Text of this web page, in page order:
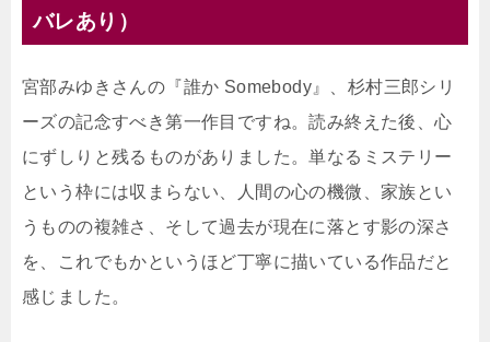
バレあり）
宮部みゆきさんの『誰か Somebody』、杉村三郎シリ
ーズの記念すべき第一作目ですね。読み終えた後、心
にずしりと残るものがありました。単なるミステリー
という枠には収まらない、人間の心の機微、家族とい
うものの複雑さ、そして過去が現在に落とす影の深さ
を、これでもかというほど丁寧に描いている作品だと
感じました。